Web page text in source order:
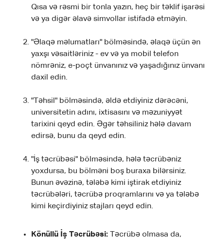
Qısa və rəsmi bir tonla yazın, heç bir təklif işarəsi
və ya digər əlavə simvollar istifadə etməyin.
"Əlaqə məlumatları" bölməsində, əlaqə üçün ən
yaxşı vəsaitləriniz - ev və ya mobil telefon
nömrəniz, e-poçt ünvanınız və yaşadığınız ünvanı
daxil edin.
"Təhsil" bölməsində, əldə etdiyiniz dərəcəni,
universitetin adını, ixtisasını və məzuniyyət
tarixini qeyd edin. Əgər təhsiliniz hələ davam
edirsə, bunu da qeyd edin.
"İş təcrübəsi" bölməsində, hələ təcrübəniz
yoxdursa, bu bölməni boş buraxa bilərsiniz.
Bunun əvəzinə, tələbə kimi iştirak etdiyiniz
təcrübələri, təcrübə proqramlarını və ya tələbə
kimi keçirdiyiniz stajları qeyd edin.
Könüllü İş Təcrübəsi: Təcrübə olmasa da,